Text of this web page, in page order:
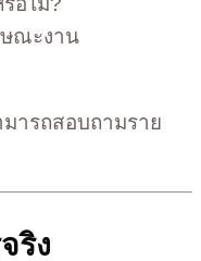
ณะงาน
ารถสอบถามราย
ริง